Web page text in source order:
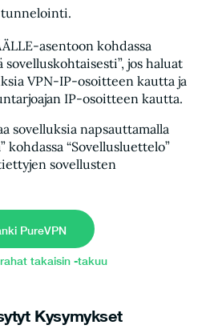
tunnelointi.
asentoon kohdassa
jos haluat
VPN-IP-osoitteen kautta ja
IP-osoitteen kautta.
sovelluksia napsauttamalla
kohdassa “Sovellusluettelo”
sovellusten
PureVPN
takaisin -takuu
Kysymykset